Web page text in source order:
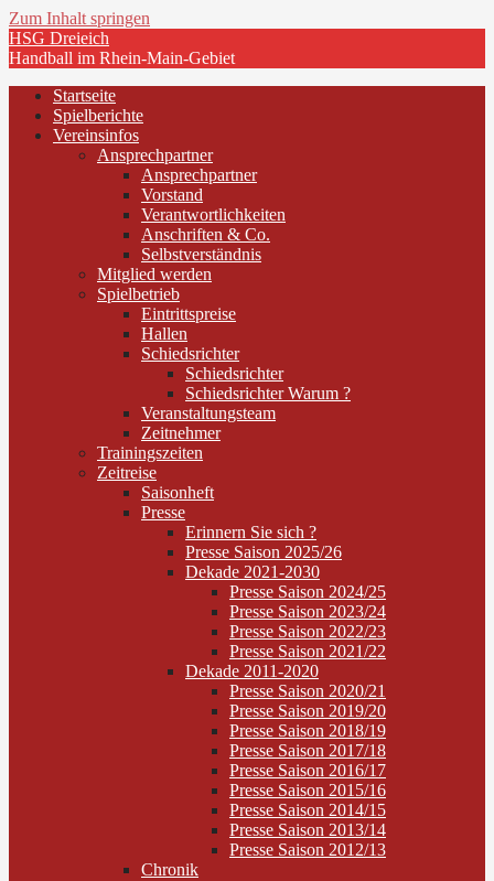
Zum Inhalt springen
HSG Dreieich
Handball im Rhein-Main-Gebiet
Startseite
Spielberichte
Vereinsinfos
Ansprechpartner
Ansprechpartner
Vorstand
Verantwortlichkeiten
Anschriften & Co.
Selbstverständnis
Mitglied werden
Spielbetrieb
Eintrittspreise
Hallen
Schiedsrichter
Schiedsrichter
Schiedsrichter Warum ?
Veranstaltungsteam
Zeitnehmer
Trainingszeiten
Zeitreise
Saisonheft
Presse
Erinnern Sie sich ?
Presse Saison 2025/26
Dekade 2021-2030
Presse Saison 2024/25
Presse Saison 2023/24
Presse Saison 2022/23
Presse Saison 2021/22
Dekade 2011-2020
Presse Saison 2020/21
Presse Saison 2019/20
Presse Saison 2018/19
Presse Saison 2017/18
Presse Saison 2016/17
Presse Saison 2015/16
Presse Saison 2014/15
Presse Saison 2013/14
Presse Saison 2012/13
Chronik